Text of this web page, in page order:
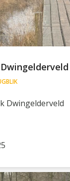
Dwingelderveld